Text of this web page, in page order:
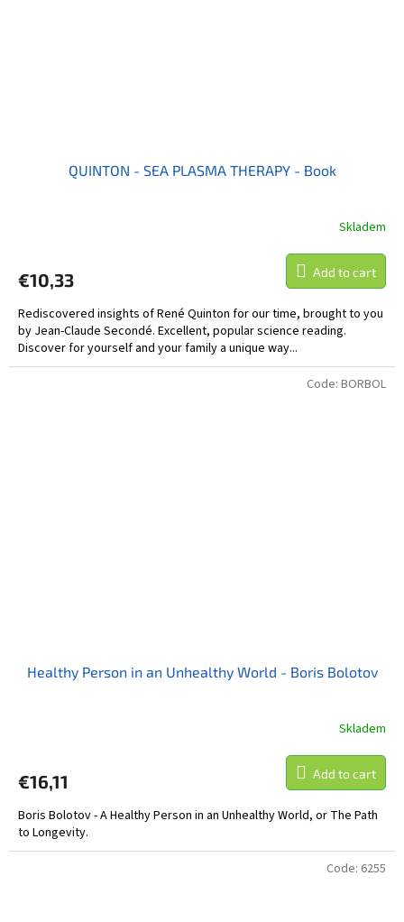
QUINTON - SEA PLASMA THERAPY - Book
Skladem
€10,33 Add to cart
Rediscovered insights of René Quinton for our time, brought to you
by Jean-Claude Secondé. Excellent, popular science reading.
Discover for yourself and your family a unique way...
Healthy Person in an Unhealthy World - Boris Bolotov
Skladem
€16,11 Add to cart
Boris Bolotov - A Healthy Person in an Unhealthy World, or The Path
to Longevity.
Code: BORBOL
Code: 6255